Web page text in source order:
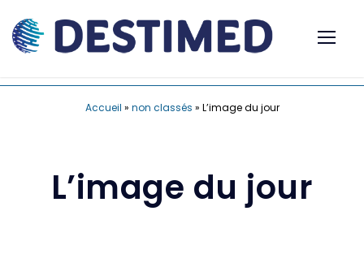
Accueil » non classés » L’image du jour
L’image du jour